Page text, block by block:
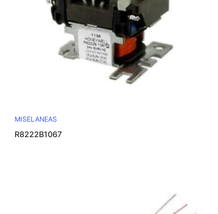
MISELANEAS
R8222B1067